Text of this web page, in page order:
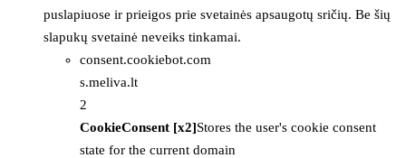
puslapiuose ir prieigos prie svetainės apsaugotų sričių. Be šių
slapukų svetainė neveiks tinkamai.
consent.cookiebot.com
s.meliva.lt
2
CookieConsent [x2]Stores the user's cookie consent
state for the current domain